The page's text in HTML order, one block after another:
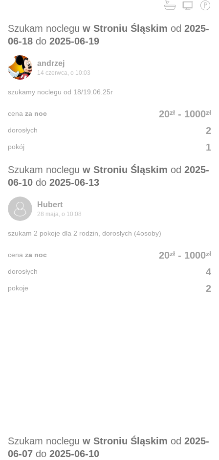
Szukam noclegu w Stroniu Śląskim od 2025-
06-18 do 2025-06-19
andrzej
14 czerwca, o 10:03
szukamy noclegu od 18/19.06.25r
20zł - 1000zł
cena za noc
2
dorosłych
1
pokój
Szukam noclegu w Stroniu Śląskim od 2025-
06-10 do 2025-06-13
Hubert
28 maja, o 10:08
szukam 2 pokoje dla 2 rodzin, dorosłych (4osoby)
20zł - 1000zł
cena za noc
4
dorosłych
2
pokoje
Szukam noclegu w Stroniu Śląskim od 2025-
06-07 do 2025-06-10